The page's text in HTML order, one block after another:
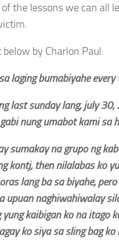
the lessons we can all
by Charlon Paul:
laging bumabiyahe
last sunday lang, july
nung umabot kami sa
sumakay na grupo ng
kontj, then nilalabas ko
lang ba sa biyahe,
upuan naghiwahiwalay
kaibigan ko na itago
ko siya sa sling bag